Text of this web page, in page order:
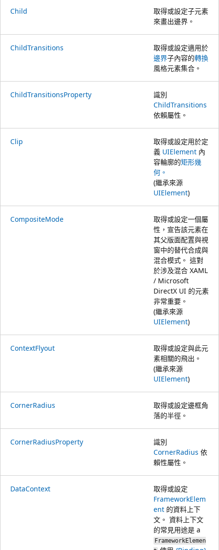
Child
取得或設定子元素
來畫出邊界。
ChildTransitions
取得或設定適用於
邊界子內容的轉換
風格元素集合。
ChildTransitionsProperty
識別
ChildTransitions
依賴屬性。
Clip
取得或設定用於定
義 UIElement 內
容輪廓的矩形幾
何。
(繼承來源
UIElement)
CompositeMode
取得或設定一個屬
性，宣告該元素在
其父版面配置與視
窗中的替代合成與
混合模式。 這對
於涉及混合 XAML
/ Microsoft
DirectX UI 的元素
非常重要。
(繼承來源
UIElement)
ContextFlyout
取得或設定與此元
素相關的飛出。
(繼承來源
UIElement)
CornerRadius
取得或設定邊框角
落的半徑。
CornerRadiusProperty
識別
CornerRadius 依
賴性屬性。
DataContext
取得或設定
FrameworkElem
ent 的資料上下
文。 資料上下文
的常見用途是 a
FrameworkElemen